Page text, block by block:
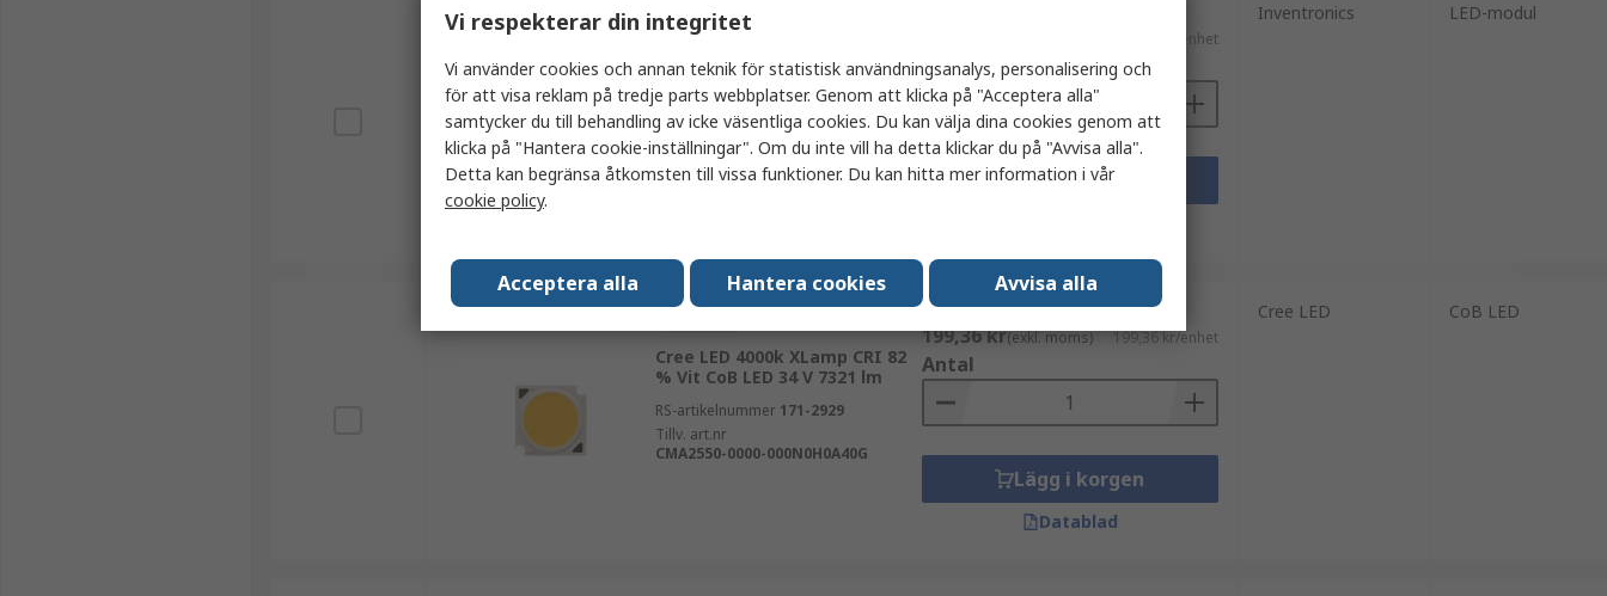
I lager
Inventronics 4000k PL-CN111-
COB CRI 90 % Vit LED-modul 36
V 3045 lm
RS-artikelnummer763-515
Tillv. art.nr
PL-CN111-COB-3300-TW-90-40D-G3
537,10 kr/enhet
Antal
Lägg i korgen
Inventronics LED-modul
Cree LED 4000k XLamp CRI 82
% Vit CoB LED 34 V 7321 lm
RS-artikelnummer 171-2929
Tillv. art.nr
CMA2550-0000-000N0H0A40G
Antal (1 enhet)
199,36 kr(exkl. moms) 199,36 kr/enhet
Antal
Lägg i korgen
Datablad
Cree LED CoB LED
Vi respekterar din integritet
Vi använder cookies och annan teknik för statistisk användningsanalys, personalisering och
för att visa reklam på tredje parts webbplatser. Genom att klicka på "Acceptera alla"
samtycker du till behandling av icke väsentliga cookies. Du kan välja dina cookies genom att
klicka på "Hantera cookie-inställningar". Om du inte vill ha detta klickar du på "Avvisa alla".
Detta kan begränsa åtkomsten till vissa funktioner. Du kan hitta mer information i vår
cookie policy.
Acceptera alla Hantera cookies Avvisa alla